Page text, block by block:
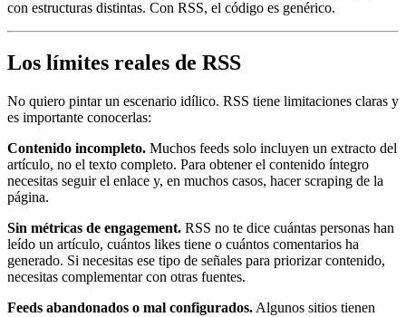
con estructuras distintas. Con RSS, el código es genérico.
Los límites reales de RSS
No quiero pintar un escenario idílico. RSS tiene limitaciones claras y
es importante conocerlas:
Contenido incompleto. Muchos feeds solo incluyen un extracto del
artículo, no el texto completo. Para obtener el contenido íntegro
necesitas seguir el enlace y, en muchos casos, hacer scraping de la
página.
Sin métricas de engagement. RSS no te dice cuántas personas han
leído un artículo, cuántos likes tiene o cuántos comentarios ha
generado. Si necesitas ese tipo de señales para priorizar contenido,
necesitas complementar con otras fuentes.
Feeds abandonados o mal configurados. Algunos sitios tienen